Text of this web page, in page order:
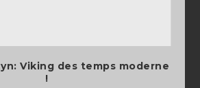
Viking des temps moderne
!